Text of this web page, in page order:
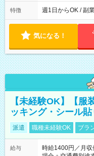
特徴 週1日からOK / 副
気になる！
【未経験OK】【服
ッキング・シール
派遣 職種未経験OK ブラ
給与
時給1400円／月